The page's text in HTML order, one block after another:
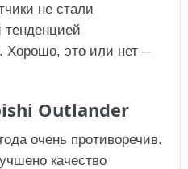
не стали
Хорошо, это или нет –
Outlander
очень противоречив.
качество